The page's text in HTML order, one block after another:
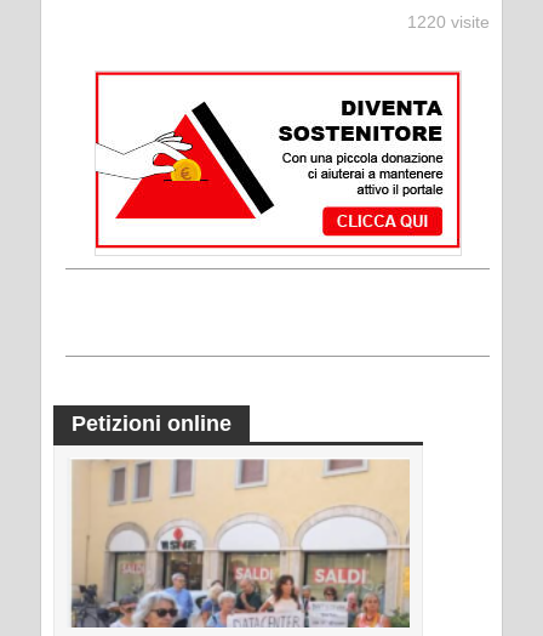
1220 visite
Petizioni online